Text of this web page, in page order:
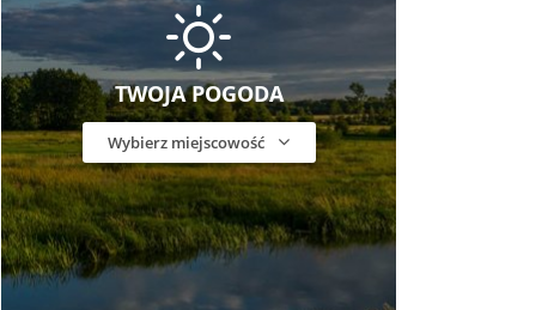
TWOJA POGODA
Wybierz miejscowość